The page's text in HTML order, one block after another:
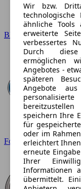
BMW
Ford
Wir bzw.
ähnliche
erweiterte
verbessertes
Durch diese
ermöglichen
Angebotes -
späteren
Angebote
speichern Ihre
für
oder im
erleichtert
erneute
Ihrer
Informationen
übermittelt.